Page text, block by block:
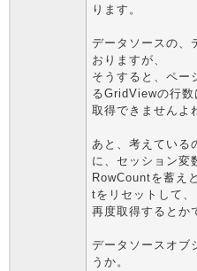
ります。
データソースの、
おりますが、
そうすると、ペー
るGridViewの行数
取得できませんよ
あと、考えてい
に、セッション変
RowCountを蓄え
tをリセットして、
再度取得するとか
データソースオブ
うか。